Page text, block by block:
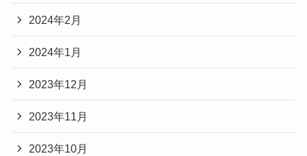
2024年2月
2024年1月
2023年12月
2023年11月
2023年10月